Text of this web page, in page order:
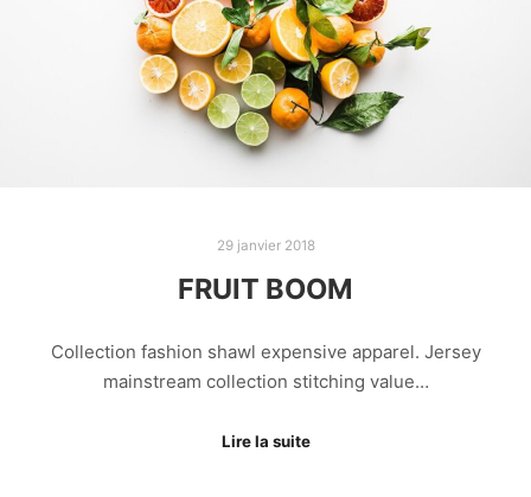
29 janvier 2018
FRUIT BOOM
Collection fashion shawl expensive apparel. Jersey
mainstream collection stitching value…
Lire la suite